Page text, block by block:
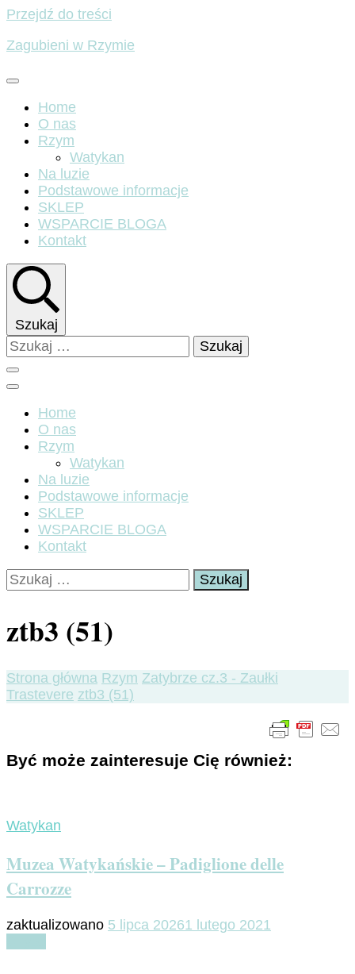
Przejdź do treści
Zagubieni w Rzymie
Home
O nas
Rzym
Watykan
Na luzie
Podstawowe informacje
SKLEP
WSPARCIE BLOGA
Kontakt
Szukaj
Szukaj:
Home
O nas
Rzym
Watykan
Na luzie
Podstawowe informacje
SKLEP
WSPARCIE BLOGA
Kontakt
Szukaj:
ztb3 (51)
Strona główna Rzym Zatybrze cz.3 - Zaułki
Trastevere ztb3 (51)
Być może zainteresuje Cię również:
Watykan
Muzea Watykańskie – Padiglione delle
Carrozze
zaktualizowano 5 lipca 20261 lutego 2021